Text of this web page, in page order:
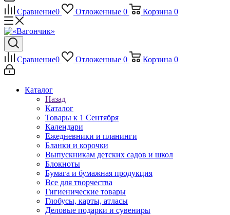
Сравнение0 Отложенные 0 Корзина 0
Сравнение0 Отложенные 0 Корзина 0
Каталог
Назад
Каталог
Товары к 1 Сентября
Календари
Ежедневники и планинги
Бланки и корочки
Выпускникам детских садов и школ
Блокноты
Бумага и бумажная продукция
Все для творчества
Гигиенические товары
Глобусы, карты, атласы
Деловые подарки и сувениры